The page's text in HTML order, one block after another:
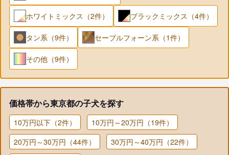
ホワイトミックス（2件） ブラックミックス（4件）
タン系（9件） セーブルフォーン系（1件）
その他（9件）
価格帯から東京都の子犬を探す
10万円以下（2件）
10万円～20万円（19件）
20万円～30万円（44件）
30万円～40万円（22件）